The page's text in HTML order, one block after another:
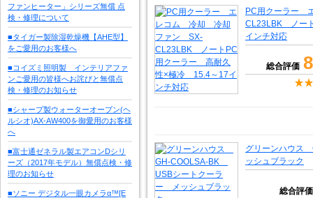
ファンヒーター」シリーズ無償 点
検・修理について
■タイガー製除湿乾燥機【AHE型】
をご愛用のお客様へ
■コイズミ照明製 インテリアファ
ンご愛用の皆様へお詫びと無償点
検・修理のお知らせ
■シャープ製ウォーターオーブン(ヘ
ルシオ)AX-AW400を御愛用のお客様
へ
■富士通ゼネラル製エアコンDシリ
ーズ（2017年モデル）無償点検・修
理のお知らせ
■ソニー デジタル一眼カメラα™[E
PC用クーラー
CL23LBK ノー
インチ対応
総合評価
グリーンハウス
ッシュブラック
総合評価